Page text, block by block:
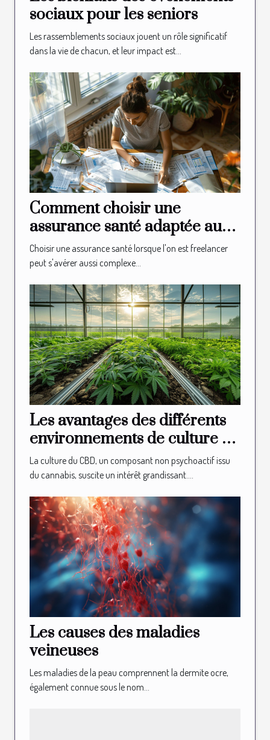
sociaux pour les seniors
Les rassemblements sociaux jouent un rôle significatif
dans la vie de chacun, et leur impact est...
Comment choisir une
assurance santé adaptée aux
besoins des freelancers
Choisir une assurance santé lorsque l'on est freelancer
peut s'avérer aussi complexe...
Les avantages des différents
environnements de culture du
CBD
La culture du CBD, un composant non psychoactif issu
du cannabis, suscite un intérêt grandissant....
Les causes des maladies
veineuses
Les maladies de la peau comprennent la dermite ocre,
également connue sous le nom...